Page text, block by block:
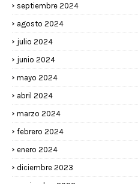
septiembre 2024
agosto 2024
julio 2024
junio 2024
mayo 2024
abril 2024
marzo 2024
febrero 2024
enero 2024
diciembre 2023